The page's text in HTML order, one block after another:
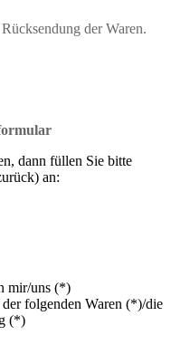
der Waren.
dann füllen Sie bitte
an:
mir/uns (*)
folgenden Waren (*)/die
(*)